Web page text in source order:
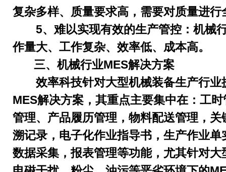
复杂多样、质量要求高，需要对质量进行
5、难以实现有效的生产管控：机械
作量大、工作复杂、效率低、成本高。
三、机械行业MES解决方案
效率科技针对大型机械装备生产行业
MES解决方案，其重点主要集中在：工
管理、产品履历管理，物料配送管理，关
溯记录，电子化作业指导书，生产作业单
数据采集，报表管理等功能，尤其针对大